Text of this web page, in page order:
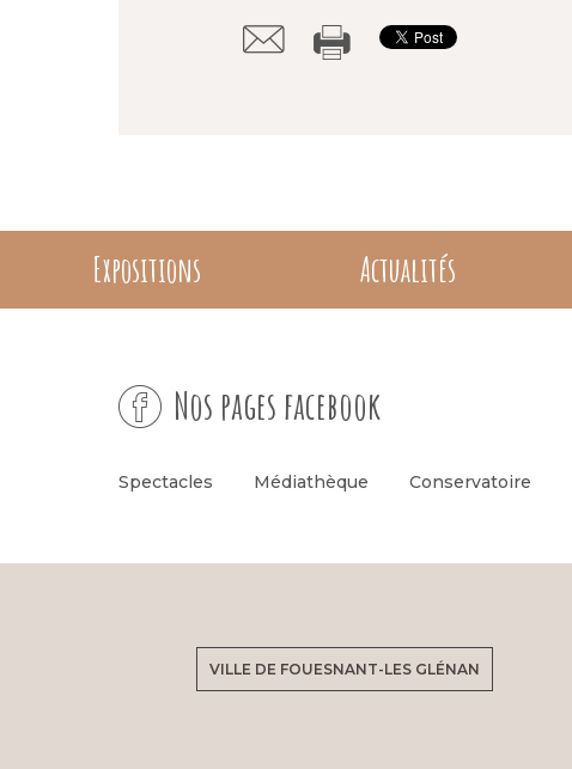
Expositions Actualités
Nos pages facebook
Spectacles Médiathèque Conservatoire
VILLE DE FOUESNANT-LES GLÉNAN